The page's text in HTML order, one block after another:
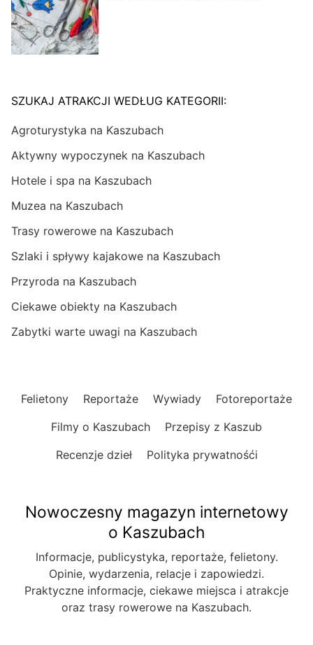
SZUKAJ ATRAKCJI WEDŁUG KATEGORII:
Agroturystyka na Kaszubach
Aktywny wypoczynek na Kaszubach
Hotele i spa na Kaszubach
Muzea na Kaszubach
Trasy rowerowe na Kaszubach
Szlaki i spływy kajakowe na Kaszubach
Przyroda na Kaszubach
Ciekawe obiekty na Kaszubach
Zabytki warte uwagi na Kaszubach
Felietony Reportaże Wywiady
Fotoreportaże
Filmy o Kaszubach
Przepisy z Kaszub
Recenzje dzieł
Polityka prywatnośći
Nowoczesny magazyn internetowy
o Kaszubach
Informacje, publicystyka, reportaże, felietony.
Opinie, wydarzenia, relacje i zapowiedzi.
Praktyczne informacje, ciekawe miejsca i atrakcje
oraz trasy rowerowe na Kaszubach.